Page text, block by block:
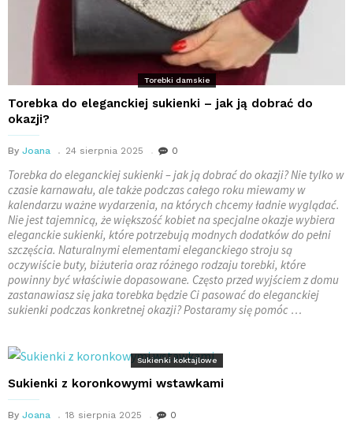
Torebki damskie
Torebka do eleganckiej sukienki – jak ją dobrać do
okazji?
By Joana 24 sierpnia 2025 0
Torebka do eleganckiej sukienki – jak ją dobrać do okazji? Nie tylko w
czasie karnawału, ale także podczas całego roku miewamy w
kalendarzu ważne wydarzenia, na których chcemy ładnie wyglądać.
Nie jest tajemnicą, że większość kobiet na specjalne okazje wybiera
eleganckie sukienki, które potrzebują modnych dodatków do pełni
szczęścia. Naturalnymi elementami eleganckiego stroju są
oczywiście buty, biżuteria oraz różnego rodzaju torebki, które
powinny być właściwie dopasowane. Często przed wyjściem z domu
zastanawiasz się jaka torebka będzie Ci pasować do eleganckiej
sukienki podczas konkretnej okazji? Postaramy się pomóc …
Sukienki koktajlowe
Sukienki z koronkowymi wstawkami
By Joana 18 sierpnia 2025 0